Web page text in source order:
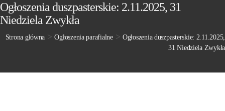
Ogłoszenia duszpasterskie: 2.11.2025, 31
Niedziela Zwykła
Strona główna >Ogłoszenia parafialne> Ogłoszenia duszpasterskie: 2.11.2025,
31 Niedziela Zwykła